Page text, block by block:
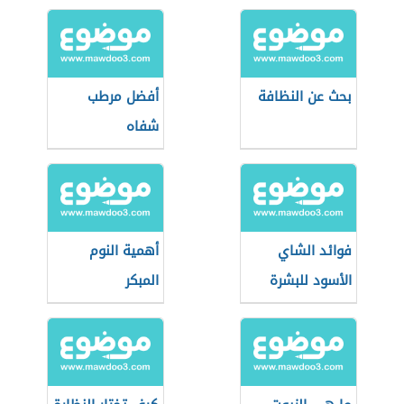
بحث عن النظافة
أفضل مرطب
شفاه
فوائد الشاي
الأسود للبشرة
أهمية النوم
المبكر